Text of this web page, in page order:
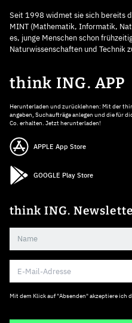
Seit 1998 widmet sie sich bereits
MINT (Mathematik, Informatik,
es, junge Menschen schon
Naturwissenschaften und Technik
think ING. APP
Herunterladen und zurücklehnen: Mit der
angeben, Suchaufträge anlegen und die für
Co. erhalten. Jetzt herunterladen!
APPLE App Store
GOOGLE Play Store
think ING.
Mit dem Klick auf "Absenden" akzeptiere ich